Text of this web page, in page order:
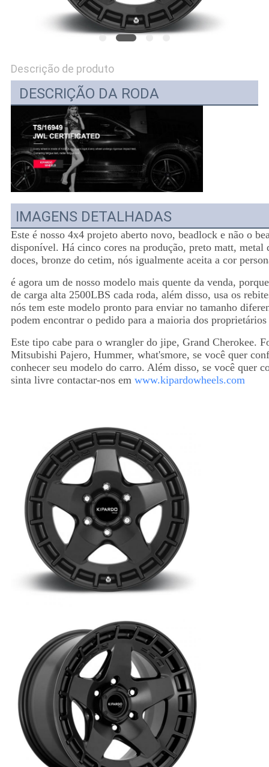
Descrição de produto
DESCRIÇÃO DA RODA
IMAGENS DETALHADAS
Este é nosso 4x4 projeto aberto novo, beadlock e não o
disponível. Há cinco cores na produção, preto matt,
doces, bronze do cetim, nós igualmente aceita a cor
é agora um de nosso modelo mais quente da venda,
de carga alta 2500LBS cada roda, além disso, usa os
nós tem este modelo pronto para enviar no tamanho
podem encontrar o pedido para a maioria dos
Este tipo cabe para o wrangler do jipe, Grand Cherokee.
Mitsubishi Pajero, Hummer, what'smore, se você quer
conhecer seu modelo do carro. Além disso, se você quer
sinta livre contactar-nos em www.kipardowheels.com